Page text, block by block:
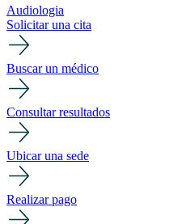
Audiologia
Solicitar una cita
Buscar un médico
Consultar resultados
Ubicar una sede
Realizar pago